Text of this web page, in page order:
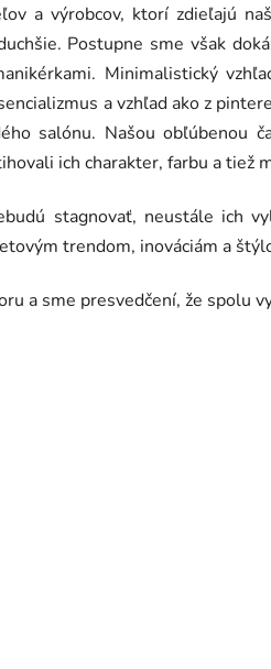
a výrobcov, ktorí zdieľajú
Postupne sme však
Minimalistický
a vzhľad ako z
salónu. Našou obľúbenou
ich charakter, farbu a tiež
stagnovať, neustále ich
trendom, inováciám a
a sme presvedčení, že spolu